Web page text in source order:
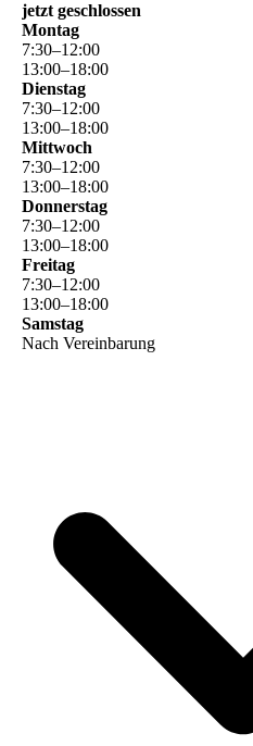
jetzt geschlossen
Montag
7:30–12:00
13:00–18:00
Dienstag
7:30–12:00
13:00–18:00
Mittwoch
7:30–12:00
13:00–18:00
Donnerstag
7:30–12:00
13:00–18:00
Freitag
7:30–12:00
13:00–18:00
Samstag
Nach Vereinbarung